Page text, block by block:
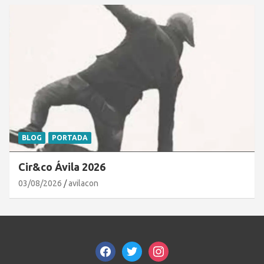
BLOG PORTADA
Cir&co Ávila 2026
03/08/2026 avilacon
facebooktwitterinstagram